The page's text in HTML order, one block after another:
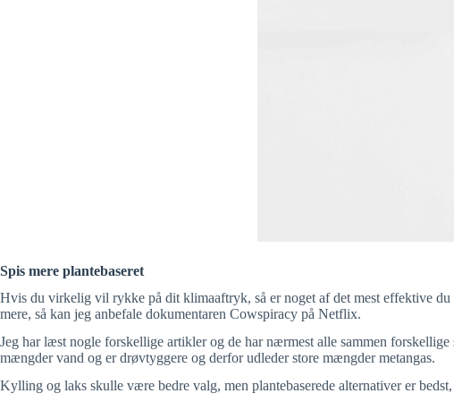
Spis mere plantebaseret
Hvis du virkelig vil rykke på dit klimaaftryk, så er noget af det mest effektive
mere, så kan jeg anbefale dokumentaren Cowspiracy på Netflix.
Jeg har læst nogle forskellige artikler og de har nærmest alle sammen
mængder vand og er drøvtyggere og derfor udleder store mængder metangas.
Kylling og laks skulle være bedre valg, men plantebaserede alternativer er